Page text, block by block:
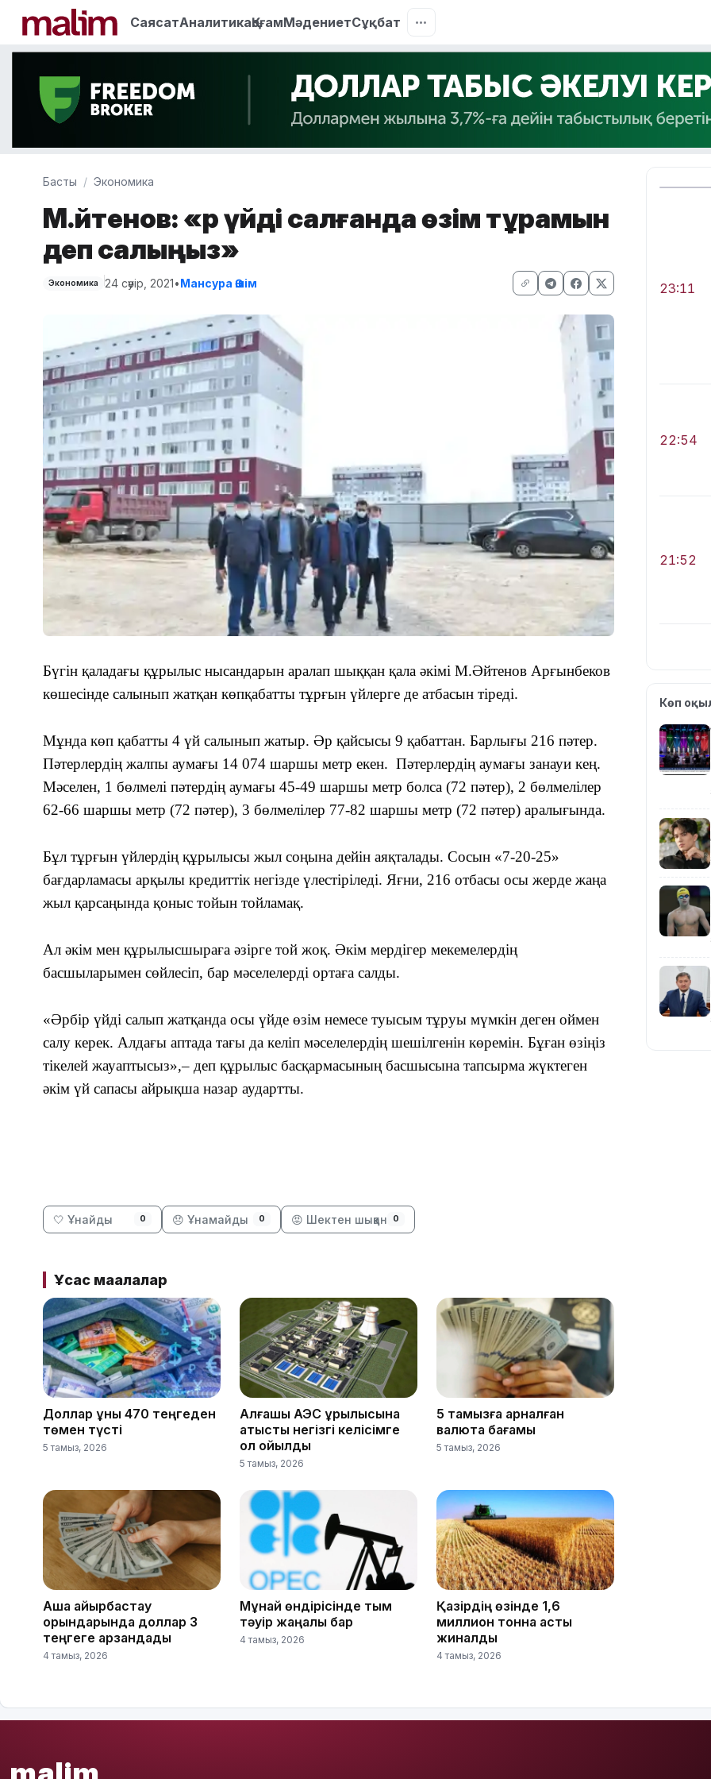
СаясатАналитикаҚоғамМәдениетСұқбат
Басты Экономика
М.Әйтенов: «Әр үйді салғанда өзім тұрамын
деп салыңыз»
Экономика 24 сәуір, 2021•Мансура Әшім
Бүгін қаладағы құрылыс нысандарын аралап шыққан қала әкімі М.Әйтенов Арғынбеков
көшесінде салынып жатқан көпқабатты тұрғын үйлерге де атбасын тіреді.
Мұнда көп қабатты 4 үй салынып жатыр. Әр қайсысы 9 қабаттан. Барлығы 216 пәтер.
Пәтерлердің жалпы аумағы 14 074 шаршы метр екен. Пәтерлердің аумағы занауи кең.
Мәселен, 1 бөлмелі пәтердің аумағы 45-49 шаршы метр болса (72 пәтер), 2 бөлмелілер
62-66 шаршы метр (72 пәтер), 3 бөлмелілер 77-82 шаршы метр (72 пәтер) аралығында.
Бұл тұрғын үйлердің құрылысы жыл соңына дейін аяқталады. Сосын «7-20-25»
бағдарламасы арқылы кредиттік негізде үлестіріледі. Яғни, 216 отбасы осы жерде жаңа
жыл қарсаңында қоныс тойын тойламақ.
Ал әкім мен құрылысшыраға әзірге той жоқ. Әкім мердігер мекемелердің
басшыларымен сөйлесіп, бар мәселелерді ортаға салды.
«Әрбір үйді салып жатқанда осы үйде өзім немесе туысым тұруы мүмкін деген оймен
салу керек. Алдағы аптада тағы да келіп мәселелердің шешілгенін көремін. Бұған өзіңіз
тікелей жауаптысыз»,– деп құрылыс басқармасының басшысына тапсырма жүктеген
әкім үй сапасы айрықша назар аудартты.
🤍 Ұнайды 0 😞 Ұнамайды 0 😡 Шектен шыққан 0
Ұқсас мақалалар
Доллар құны 470 теңгеден
төмен түсті
5 тамыз, 2026
Алғашқы АЭС құрылысына
қатысты негізгі келісімге
қол қойылды
5 тамыз, 2026
5 тамызға арналған
валюта бағамы
5 тамыз, 2026
Ақша айырбастау
орындарында доллар 3
теңгеге арзандады
4 тамыз, 2026
Мұнай өндірісінде тым
тәуір жаңалық бар
4 тамыз, 2026
Қазірдің өзінде 1,6
миллион тонна астық
жиналды
4 тамыз, 2026
23:11
22:54
21:52
21:30
20:16
19:21
Көп